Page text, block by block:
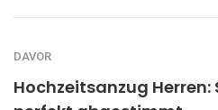
DAVOR
Hochzeitsanzug